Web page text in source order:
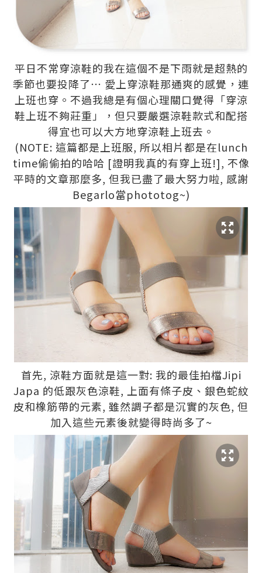
平日不常穿涼鞋的我在這個不是下雨就是超熱的
季節也要投降了⋯ 愛上穿涼鞋那通爽的感覺，連
上班也穿。不過我總是有個心理關口覺得「穿涼
鞋上班不夠莊重」，但只要嚴選涼鞋款式和配搭
得宜也可以大方地穿涼鞋上班去。
(NOTE: 這篇都是上班服, 所以相片都是在lunch
time偷偷拍的哈哈 [證明我真的有穿上班!], 不像
平時的文章那麼多, 但我已盡了最大努力啦, 感謝
Begarlo當phototog~)
首先, 涼鞋方面就是這一對: 我的最佳拍檔Jipi
Japa 的低跟灰色涼鞋, 上面有條子皮、銀色蛇紋
皮和橡筋帶的元素, 雖然調子都是沉實的灰色, 但
加入這些元素後就變得時尚多了~